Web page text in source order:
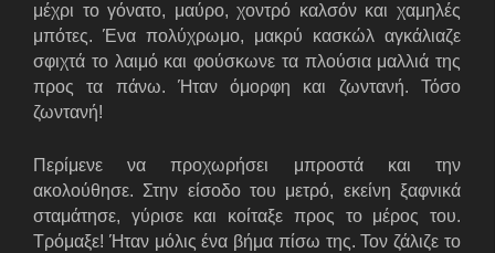
μέχρι το γόνατο, μαύρο, χοντρό καλσόν και χαμηλές
μπότες. Ένα πολύχρωμο, μακρύ κασκώλ αγκάλιαζε
σφιχτά το λαιμό και φούσκωνε τα πλούσια μαλλιά της
προς τα πάνω. Ήταν όμορφη και ζωντανή. Τόσο
ζωντανή!
Περίμενε να προχωρήσει μπροστά και την
ακολούθησε. Στην είσοδο του μετρό, εκείνη ξαφνικά
σταμάτησε, γύρισε και κοίταξε προς το μέρος του.
Τρόμαξε! Ήταν μόλις ένα βήμα πίσω της. Τον ζάλιζε το